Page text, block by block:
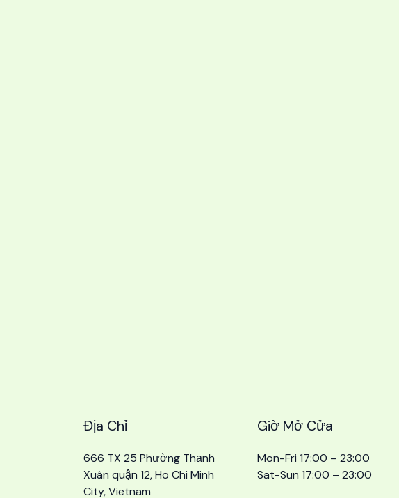
Địa Chỉ
666 TX 25 Phường Thạnh
Xuân quận 12, Ho Chi Minh
City, Vietnam
Giờ Mở Cửa
Mon-Fri 17:00 – 23:00
Sat-Sun 17:00 – 23:00